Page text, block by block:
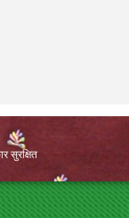
सुरक्षित